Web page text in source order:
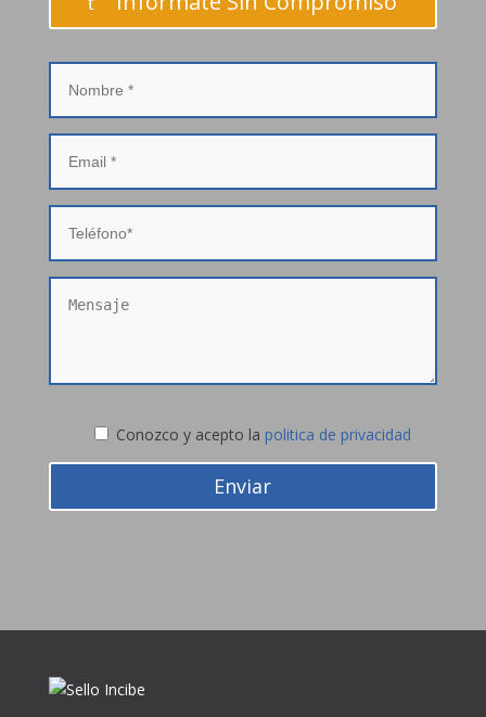
Conozco y acepto la politica de privacidad
Enviar